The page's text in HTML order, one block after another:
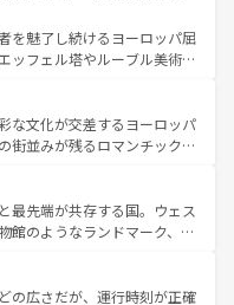
パスが生活の一部となってい
れた雰囲気や、バルセロナの
方では古代ローマ遺跡や中世
候が異なるスペインはその個
性で訪れる人を魅了する。 なお、新着のスペイン情報は コ
い。
を魅了し続けるヨーロッパ屈
ッフェル塔やルーブル美術館
る。華麗な宮殿、歴史的な大
豊かな自然が、訪れる者を心
スは美食の国としても知ら
あるランス、プロヴァンスの
多彩な楽しみ方が可能だ。さ
力が溢れており、どの街角に
れで全く異なる文化を体験で
着のフランス情報はコンテンツ一覧
な文化が交差するヨーロッパ
街並みが残るロマンチック街
いても飽きることがない。ベ
ルン州のアルプスの絶景、そ
といった風景は必見。ビール
しい。 なお、新着の
を参照してほしい。
最先端が共存する国。ウェス
館のようなランドマーク、歴
。また、優雅なアフタヌーン
らない英国パブ、サッカー観
の広さだが、運行時刻が正確